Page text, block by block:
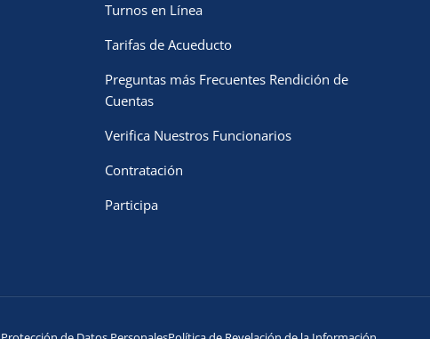
Turnos en Línea
Tarifas de Acueducto
Preguntas más Frecuentes Rendición de
Cuentas
Verifica Nuestros Funcionarios
Contratación
Participa